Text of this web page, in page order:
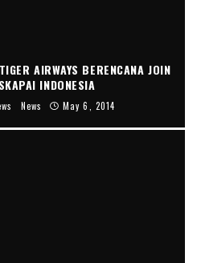
AIRWAYS BERENCANA JOIN
INDONESIA
News May 6, 2014